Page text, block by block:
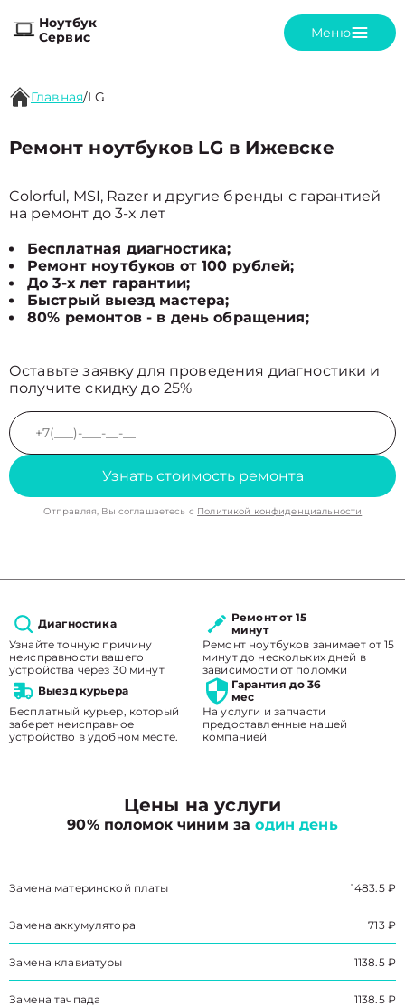
Ноутбук
Сервис
Меню
Главная/LG
Ремонт ноутбуков LG в Ижевске
Colorful, MSI, Razer и другие бренды с гарантией
на ремонт до 3-х лет
Бесплатная диагностика;
Ремонт ноутбуков от 100 рублей;
До 3-х лет гарантии;
Быстрый выезд мастера;
80% ремонтов - в день обращения;
Оставьте заявку для проведения диагностики и
получите скидку до 25%
Узнать стоимость ремонта
Отправляя, Вы соглашаетесь с Политикой конфиденциальности
Диагностика
Узнайте точную причину
неисправности вашего
устройства через 30 минут
Ремонт от 15
минут
Ремонт ноутбуков занимает от 15
минут до нескольких дней в
зависимости от поломки
Выезд курьера
Бесплатный курьер, который
заберет неисправное
устройство в удобном месте.
Гарантия до 36
мес
На услуги и запчасти
предоставленные нашей
компанией
Цены на услуги
90% поломок чиним заодин день
Замена материнской платы 1483.5 ₽
Замена аккумулятора 713 ₽
Замена клавиатуры 1138.5 ₽
Замена тачпада 1138.5 ₽